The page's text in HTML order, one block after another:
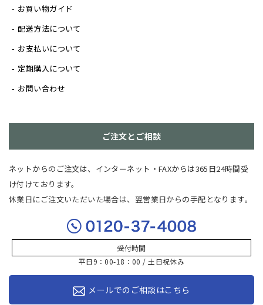
お買い物ガイド
配送方法について
お支払いについて
定期購入について
お問い合わせ
ご注文とご相談
ネットからのご注文は、インターネット・FAXからは365日24時間受
け付けております。
休業日にご注文いただいた場合は、翌営業日からの手配となります。
受付時間
平日9：00-18：00 / 土日祝休み
メールでのご相談はこちら